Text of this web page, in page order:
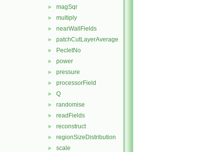
► magSqr
► multiply
► nearWallFields
► patchCutLayerAverage
► PecletNo
► power
► pressure
► processorField
► Q
► randomise
► readFields
► reconstruct
► regionSizeDistribution
► scale